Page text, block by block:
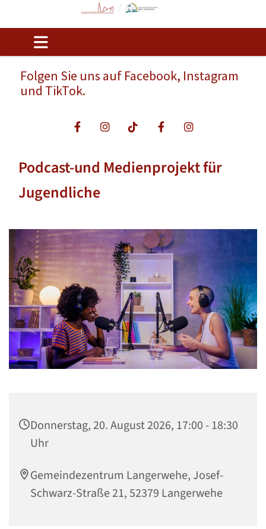
Folgen Sie uns auf Facebook, Instagram
und TikTok.
Podcast-und Medienprojekt für
Jugendliche
Donnerstag, 20. August 2026, 17:00 - 18:30
Uhr
Gemeindezentrum Langerwehe, Josef-
Schwarz-Straße 21, 52379 Langerwehe